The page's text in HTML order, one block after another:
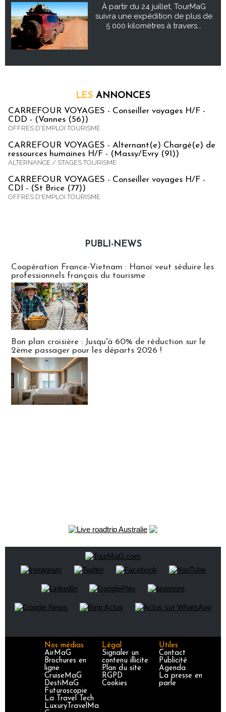
À partir du 24 juillet, TourMaG
suivra une expédition de plus de
5 000 kilomètres à travers...
LES ANNONCES
CARREFOUR VOYAGES - Conseiller voyages H/F -
CDD - (Vannes (56))
OFFRES D'EMPLOI TOURISME
CARREFOUR VOYAGES - Alternant(e) Chargé(e) de
ressources humaines H/F - (Massy/Evry (91))
ALTERNANCE / STAGES TOURISME
CARREFOUR VOYAGES - Conseiller voyages H/F -
CDI - (St Brice (77))
OFFRES D'EMPLOI TOURISME
PUBLI-NEWS
Coopération France-Vietnam : Hanoï veut séduire les
professionnels français du tourisme
Bon plan croisière : Jusqu'à 60% de réduction sur le
2ème passager pour les départs 2026 !
Nos médias
AirMaG
Brochures en
ligne
CruiseMaG
DestiMaG
Futuroscopie
La Travel Tech
LuxuryTravelMa
Légal
Signaler un
contenu illicite
Plan du site
RGPD
Cookies
Utiles
Contact
Publicité
Agenda
La presse en
parle